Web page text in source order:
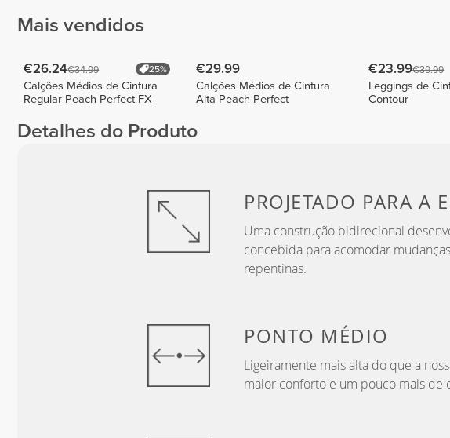
Mais vendidos
€26.24€34.99 25%
Calções Médios de Cintura
Regular Peach Perfect FX
€29.99
Calções Médios de Cintura
Alta Peach Perfect
€23.99€39.99
Leggings de
Contour
Detalhes do Produto
PROJETADO PARA A
Uma construção bidirecional
concebida para acomodar
repentinas.
PONTO MÉDIO
Ligeiramente mais alta do que a
maior conforto e um pouco mais de